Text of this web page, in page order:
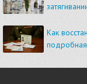
Как